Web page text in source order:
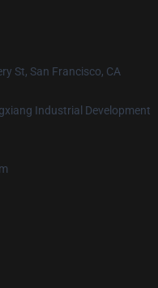
St, San Francisco, CA
Industrial Development